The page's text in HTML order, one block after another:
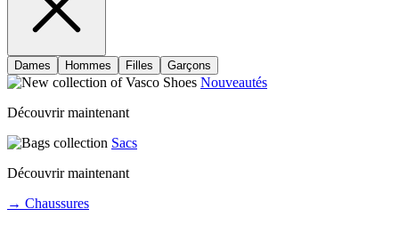
Dames Hommes Filles Garçons
Nouveautés
Découvrir maintenant
Sacs
Découvrir maintenant
→ Chaussures